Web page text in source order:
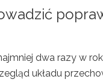
dwa razy w
układu